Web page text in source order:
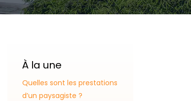
À la une
Quelles sont les prestations
d’un paysagiste ?